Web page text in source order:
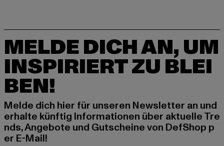
MELDE DICH AN, UM
INSPIRIERT ZU BLEI
BEN!
Melde dich hier für unseren Newsletter an und
erhalte künftig Informationen über aktuelle Tre
nds, Angebote und Gutscheine von DefShop p
er E-Mail!